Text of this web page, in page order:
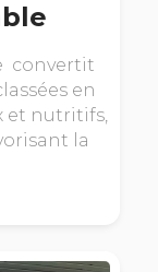
convertit
en
et nutritifs,
la